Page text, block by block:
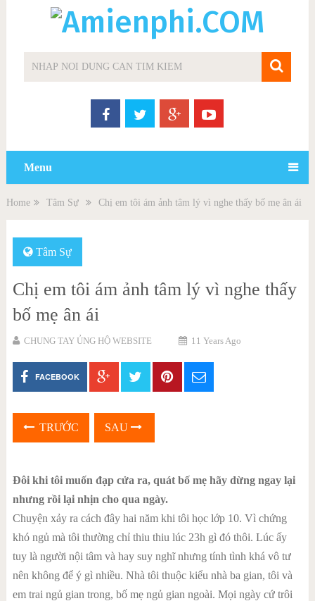
Menu
Home Tâm Sự Chị em tôi ám ảnh tâm lý vì nghe thấy bố mẹ ân ái
Tâm Sự
Chị em tôi ám ảnh tâm lý vì nghe thấy
bố mẹ ân ái
CHUNG TAY ỦNG HỘ WEBSITE 11 Years Ago
FACEBOOK
TRƯỚC SAU
Đôi khi tôi muốn đạp cửa ra, quát bố mẹ hãy dừng ngay lại
nhưng rồi lại nhịn cho qua ngày.
Chuyện xảy ra cách đây hai năm khi tôi học lớp 10. Vì chứng
khó ngủ mà tôi thường chỉ thiu thiu lúc 23h gì đó thôi. Lúc ấy
tuy là người nội tâm và hay suy nghĩ nhưng tính tình khá vô tư
nên không để ý gì nhiều. Nhà tôi thuộc kiểu nhà ba gian, tôi và
em trai ngủ gian trong, bố mẹ ngủ gian ngoài. Mọi ngày cứ trôi